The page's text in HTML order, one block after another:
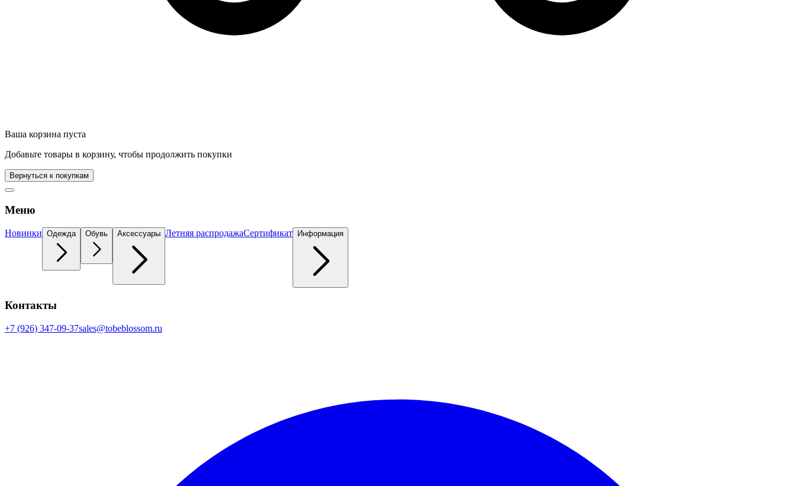
Ваша корзина пуста
Добавьте товары в корзину, чтобы продолжить покупки
Вернуться к покупкам
Меню
Новинки Одежда Обувь Аксессуары Летняя распродажаСертификат Информация
Контакты
+7 (926) 347-09-37sales@tobeblossom.ru